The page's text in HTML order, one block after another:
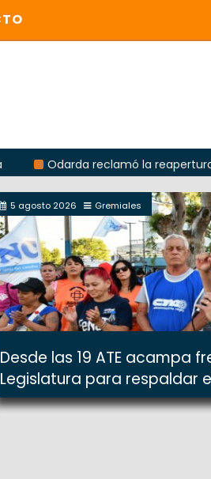
reclamó la reapertura de la
5 agosto 2026 Gremiales
Desde las 19 ATE acampa
Legislatura para respaldar